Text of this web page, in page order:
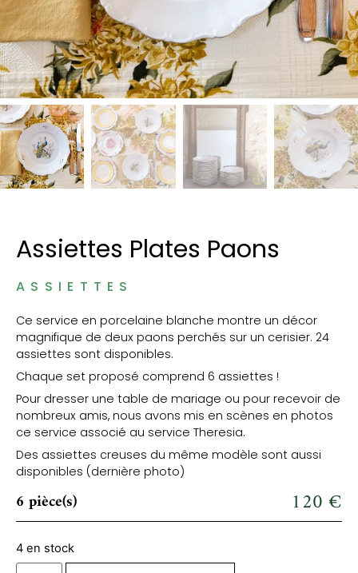
Assiettes Plates Paons
ASSIETTES
Ce service en porcelaine blanche montre un décor
magnifique de deux paons perchés sur un cerisier. 24
assiettes sont disponibles.
Chaque set proposé comprend 6 assiettes !
Pour dresser une table de mariage ou pour recevoir de
nombreux amis, nous avons mis en scènes en photos
ce service associé au service Theresia.
Des assiettes creuses du même modèle sont aussi
disponibles (dernière photo)
6 pièce(s) 120 €
4 en stock